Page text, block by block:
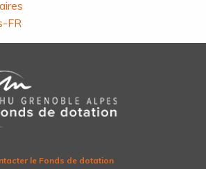
FR
le Fonds de dotation